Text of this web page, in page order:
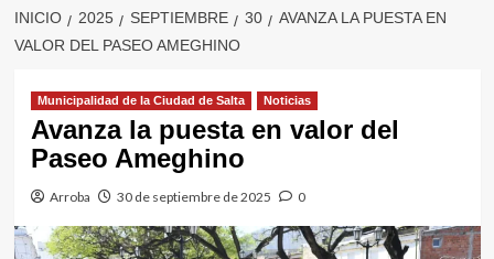
INICIO 2025 SEPTIEMBRE 30
AVANZA LA PUESTA EN
VALOR DEL PASEO AMEGHINO
Municipalidad de la Ciudad de Salta Noticias
Avanza la puesta en valor del
Paseo Ameghino
Arroba 30 de septiembre de 2025 0